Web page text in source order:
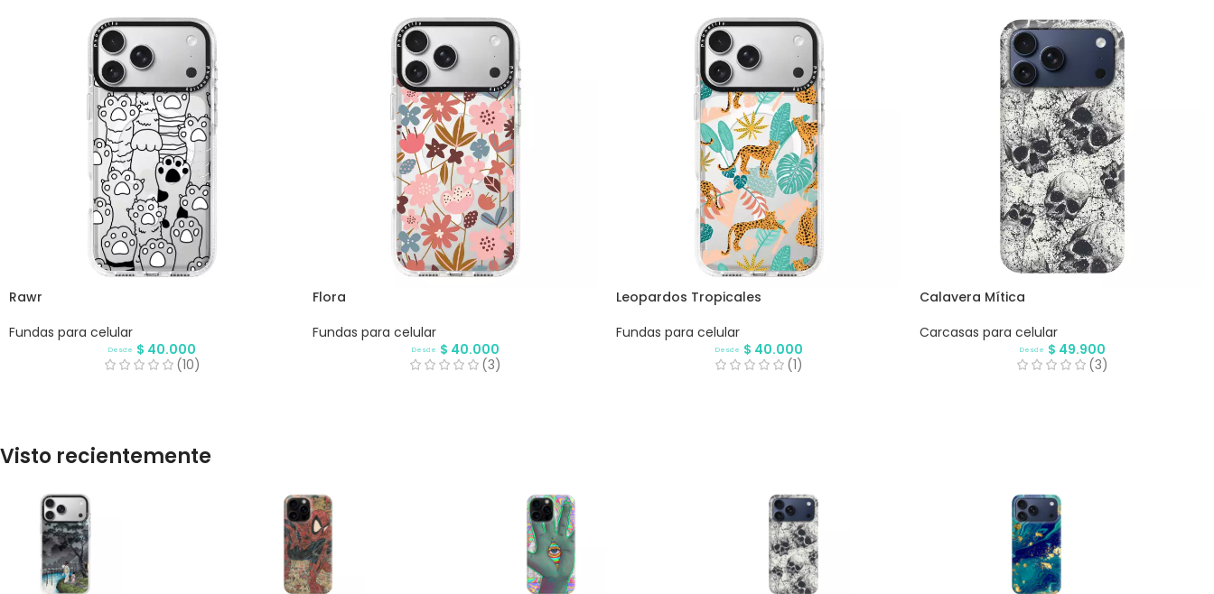
Rawr
Fundas para celular
Desde $ 40.000
(10)
Flora
Fundas para celular
Desde $ 40.000
(3)
Leopardos Tropicales
Fundas para celular
Desde $ 40.000
(1)
Calavera Mítica
Carcasas para celular
Desde $ 49.900
(3)
Visto recientemente